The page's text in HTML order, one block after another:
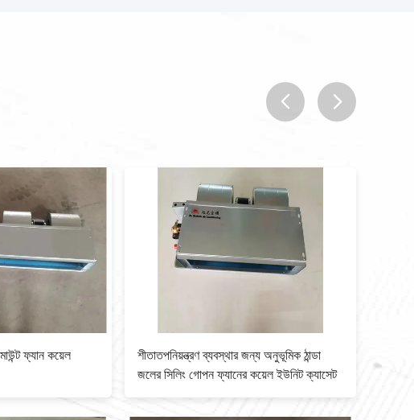
ফ্যান কয়েল
শীতাতপনিয়ন্ত্রণ ব্যবস্থার জন্য অনুভূমিক ঠান্ডা
জলের সিলিং গোপন ফ্যানের কয়েল ইউনিট ক্যাসেট